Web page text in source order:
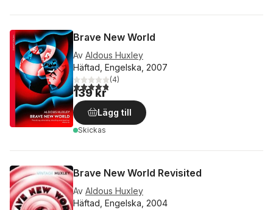
Brave New World
Av Aldous Huxley
Häftad, Engelska, 2007
4,8utav 5 stjärnor. Totalt antal röster:
(4)
139 kr
Lägg till
Skickas
Brave New World Revisited
Av Aldous Huxley
Häftad, Engelska, 2004